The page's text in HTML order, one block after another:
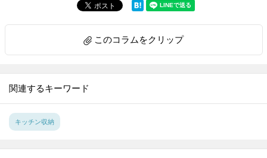
このコラムをクリップ
関連するキーワード
キッチン収納